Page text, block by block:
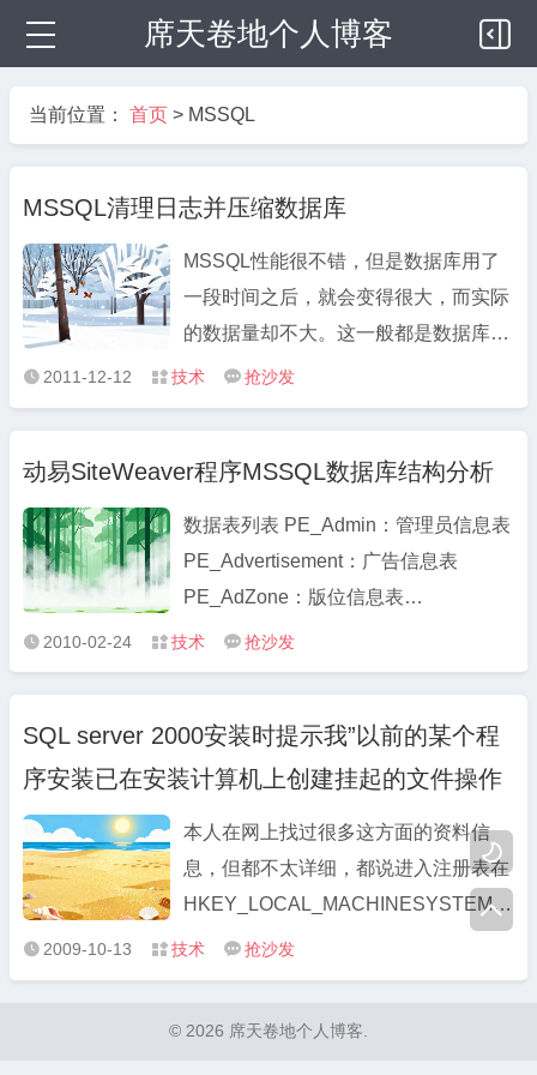
席天卷地个人博客


当前位置： 首页 > MSSQL
MSSQL清理日志并压缩数据库
MSSQL性能很不错，但是数据库用了
一段时间之后，就会变得很大，而实际
的数据量却不大。这一般都是数据库日
志引起的，数据库日志的增长可以达到
好几百M。 网上的MSSQL虚拟主
好压缩下数据库日志或者删除数据库日
志。下面是一个减小数据库大小的方 ...
 2011-12-12  技术  抢沙发
动易SiteWeaver程序MSSQL数据库结构分析
数据表列表 PE_Admin：管理员信息表
PE_Advertisement：广告信息表
PE_AdZone：版位信息表
PE_Announce：公告信息表
PE_AreaCollection：采集信息表
文章作者信息表 PE_Bank：银行帐户
信息表 PE_BankrollItem：银行明细帐
 2010-02-24  技术  抢沙发
SQL server 2000安装时提示我”以前的某个程
序安装已在安装计算机上创建挂起的文件操作
本人在网上找过很多这方面的资料信
息，但都不太详细，都说进入注册表在
Manager中找到
PendingFileRenameOperations项目，
 2009-10-13  技术  抢沙发
© 2026 席天卷地个人博客.